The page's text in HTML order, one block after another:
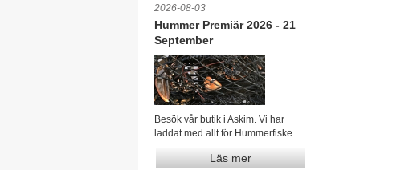
2026-08-03
Hummer Premiär 2026 - 21
September
Besök vår butik i Askim. Vi har
laddat med allt för Hummerfiske.
Läs mer